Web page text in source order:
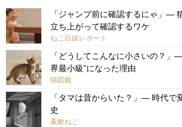
「ジャンプ前に確認するにゃ」—
立ち上がって確認するワケ
ねこ目線レポート
「どうしてこんなに小さいの？」
界最小級”になった理由
猫図鑑
「タマは昔からいた？」— 時代で
史
素敵ねこ